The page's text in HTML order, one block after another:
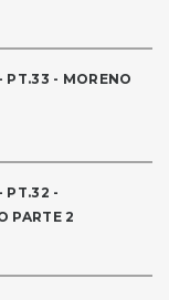
PT.33 - MORENO
PT.32 -
PARTE 2